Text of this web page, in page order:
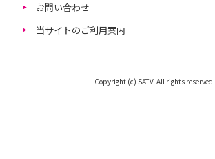
お問い合わせ
当サイトのご利用案内
Copyright (c) SATV. All rights reserved.